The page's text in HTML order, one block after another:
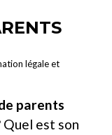
légale et
parents
Quel est son